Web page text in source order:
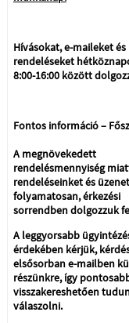
Hívásokat, e-maileket és
rendeléseket
8:00-16:00 között
Fontos információ –
A megnövekedett
rendelésmennyiség
rendeléseinket és
folyamatosan, érkezési
sorrendben dolgozzuk
A leggyorsabb
érdekében kérjük,
elsősorban e-mailben
részünkre, így
visszakereshetően
válaszolni.